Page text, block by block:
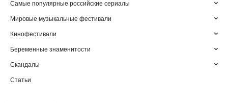
Самые популярные российские сериалы
Мировые музыкальные фестивали
Кинофестивали
Беременные знаменитости
Скандалы
Статьи